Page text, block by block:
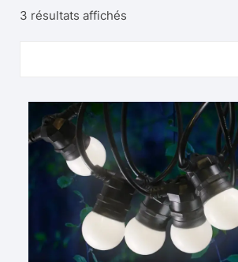
3 résultats affichés